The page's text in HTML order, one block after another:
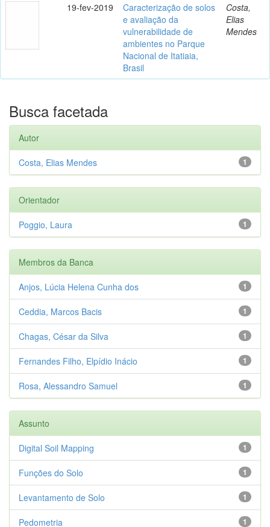
19-fev-2019
Caracterização de solos
e avaliação da
vulnerabilidade de
ambientes no Parque
Nacional de Itatiaia,
Brasil
Costa,
Elias
Mendes
Busca facetada
Autor
1
Costa, Elias Mendes
Orientador
1
Poggio, Laura
Membros da Banca
1
Anjos, Lúcia Helena Cunha dos
1
Ceddia, Marcos Bacis
1
Chagas, César da Silva
1
Fernandes Filho, Elpídio Inácio
1
Rosa, Alessandro Samuel
Assunto
1
Digital Soil Mapping
1
Funções do Solo
1
Levantamento de Solo
1
Pedometria